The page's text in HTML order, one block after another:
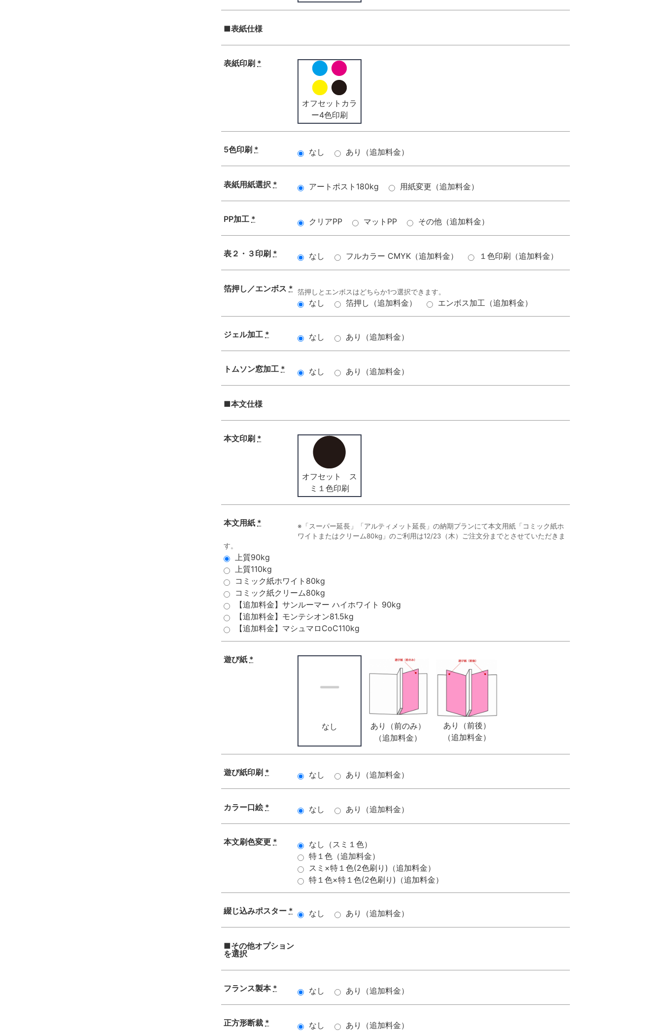
■表紙仕様
表紙印刷 *
オフセットカラ
ー4色印刷
5色印刷 * なし あり（追加料金）
表紙用紙選択 * アートポスト180kg 用紙変更（追加料金）
PP加工 * クリアPP マットPP その他（追加料金）
表２・３印刷 * なし フルカラー CMYK（追加料金） １色印刷（追加料金）
箔押し／エンボス * 箔押しとエンボスはどちらか1つ選択できます。
なし 箔押し（追加料金） エンボス加工（追加料金）
ジェル加工 * なし あり（追加料金）
トムソン窓加工 * なし あり（追加料金）
■本文仕様
本文印刷 *
オフセット ス
ミ１色印刷
本文用紙 *
※「スーパー延長」「アルティメット延長」の納期プランにて本文用紙「コミック紙ホ
ワイトまたはクリーム80kg」のご利用は12/23（木）ご注文分までとさせていただきま
す。
上質90kg
上質110kg
コミック紙ホワイト80kg
コミック紙クリーム80kg
【追加料金】サンルーマー ハイホワイト 90kg
【追加料金】モンテシオン81.5kg
【追加料金】マシュマロCoC110kg
遊び紙 *
なし
あり（前のみ）
（追加料金）
あり（前後）
（追加料金）
遊び紙印刷 * なし あり（追加料金）
カラー口絵 * なし あり（追加料金）
本文刷色変更 *
なし（スミ１色）
特１色（追加料金）
スミ×特１色(2色刷り)（追加料金）
特１色×特１色(2色刷り)（追加料金）
綴じ込みポスター * なし あり（追加料金）
■その他オプション
を選択
フランス製本 * なし あり（追加料金）
正方形断裁 * なし あり（追加料金）